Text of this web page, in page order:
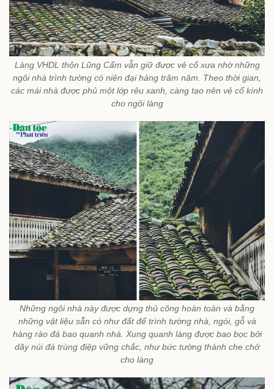
Làng VHDL thôn Lũng Cẩm vẫn giữ được vẻ cổ xưa nhờ những
ngôi nhà trình tường có niên đại hàng trăm năm. Theo thời gian,
các mái nhà được phủ một lớp rêu xanh, càng tạo nên vẻ cổ kính
cho ngôi làng
Những ngôi nhà này được dựng thủ công hoàn toàn và bằng
những vật liệu sẵn có như đất để trình tường nhà, ngói, gỗ và
hàng rào đá bao quanh nhà. Xung quanh làng được bao bọc bởi
dãy núi đá trùng điệp vững chắc, như bức tường thành che chở
cho làng